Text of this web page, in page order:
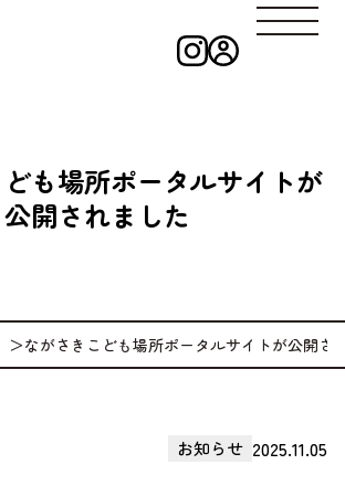
ながさきこども
も場所ポータルサイトが
公開されました
ながさきこども場所ポータルサイトが公開さ
お知らせ 2025.11.05